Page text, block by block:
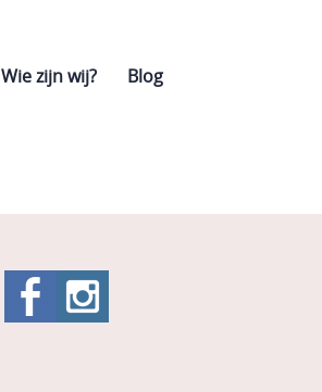
Wie zijn wij? Blog